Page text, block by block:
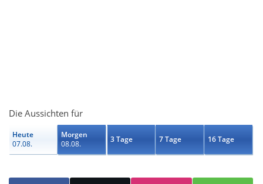
Die Aussichten für
Heute
07.08.
Morgen
08.08.
3 Tage 7 Tage 16 Tage